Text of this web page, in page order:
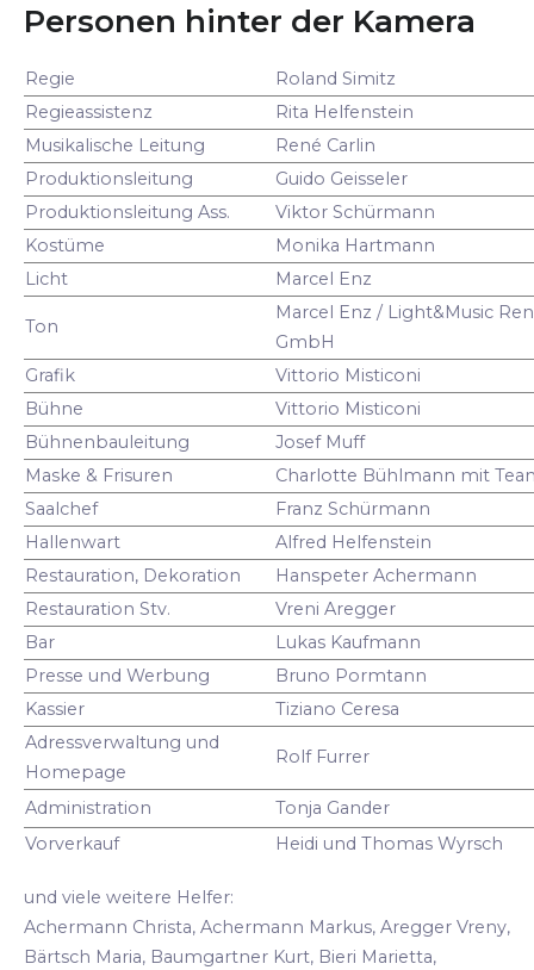
Personen hinter der Kamera
Regie
Roland Simitz
Regieassistenz
Rita Helfenstein
Musikalische Leitung
René Carlin
Produktionsleitung
Guido Geisseler
Produktionsleitung Ass.
Viktor Schürmann
Kostüme
Monika Hartmann
Licht
Marcel Enz
Ton
Marcel Enz / Light&Music
GmbH
Grafik
Vittorio Misticoni
Bühne
Vittorio Misticoni
Bühnenbauleitung
Josef Muff
Maske & Frisuren
Charlotte Bühlmann mit
Saalchef
Franz Schürmann
Hallenwart
Alfred Helfenstein
Restauration, Dekoration
Hanspeter Achermann
Restauration Stv.
Vreni Aregger
Bar
Lukas Kaufmann
Presse und Werbung
Bruno Pormtann
Kassier
Tiziano Ceresa
Adressverwaltung und
Homepage
Rolf Furrer
Administration
Tonja Gander
Vorverkauf
Heidi und Thomas Wyrsch
und viele weitere Helfer:
Achermann Christa, Achermann Markus, Aregger Vreny,
Bärtsch Maria, Baumgartner Kurt, Bieri Marietta,